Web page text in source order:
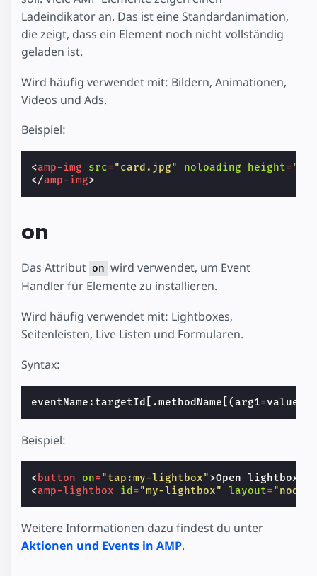
Ladeindikator an. Das ist eine Standardanimation,
die zeigt, dass ein Element noch nicht vollständig
geladen ist.
Wird häufig verwendet mit: Bildern, Animationen,
Videos und Ads.
Beispiel:
<amp-img src="card.jpg" noloading height=
</amp-img>
on
Das Attribut on wird verwendet, um Event
Handler für Elemente zu installieren.
Wird häufig verwendet mit: Lightboxes,
Seitenleisten, Live Listen und Formularen.
Syntax:
Beispiel:
<button on="tap:my-lightbox">Open lightbox
<amp-lightbox id ="my-lightbox" layout=
Weitere Informationen dazu findest du unter
Aktionen und Events in AMP.